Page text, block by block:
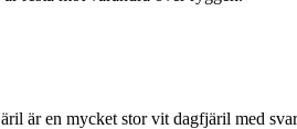
är en mycket stor vit dagfjäril med